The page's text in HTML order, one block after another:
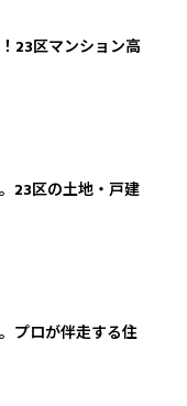
23区マンション高
23区の土地・戸建
プロが伴走する住